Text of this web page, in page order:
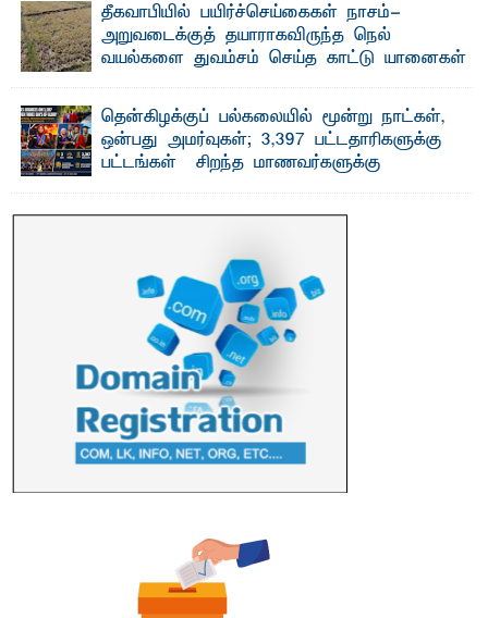
தீகவாபியில் பயிர்ச்செய்கைகள் நாசம்-
அறுவடைக்குத் தயாராகவிருந்த நெல்
வயல்களை துவம்சம் செய்த காட்டு யானைகள்
காணப்பட்ட பல ...தென்கிழக்குப் பல்கலையில் மூன்று நாட்கள்,
ஒன்பது அமர்வுகள்; 3,397 பட்டதாரிகளுக்கு
பட்டங்கள் – சிறந்த மாணவர்களுக்கு
மற்றும் சிறப்புப் பரிசுகள்